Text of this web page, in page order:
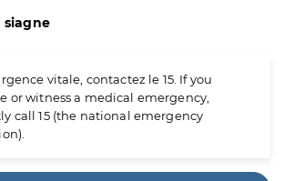
siagne
vitale, contactez le 15. If you
or witness a medical emergency,
call 15 (the national emergency